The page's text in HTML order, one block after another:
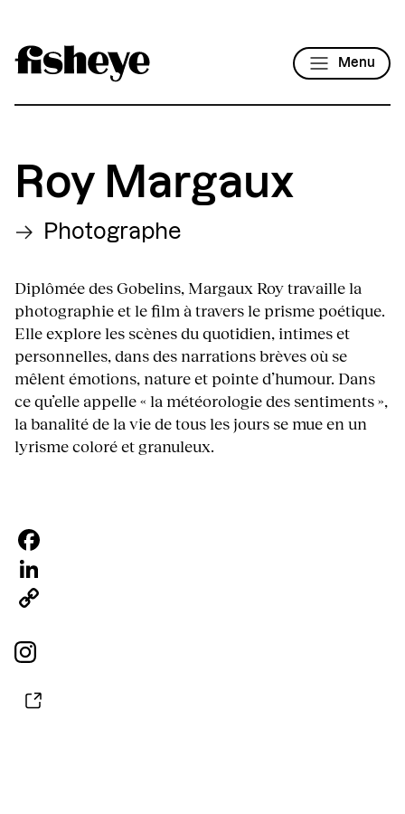
Menu
Roy Margaux
Photographe
Diplômée des Gobelins, Margaux Roy travaille la
photographie et le film à travers le prisme poétique.
Elle explore les scènes du quotidien, intimes et
personnelles, dans des narrations brèves où se
mêlent émotions, nature et pointe d’humour. Dans
ce qu’elle appelle « la météorologie des sentiments »,
la banalité de la vie de tous les jours se mue en un
lyrisme coloré et granuleux.
Facebook
LinkedIn
Link